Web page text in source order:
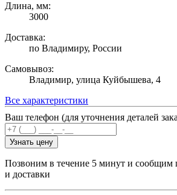
Длина, мм:
3000
Доставка:
по Владимиру, России
Самовывоз:
Владимир, улица Куйбышева, 4
Все характеристики
Ваш телефон (для уточнения деталей
Узнать цену
Позвоним в течение 5 минут и сообщим
и доставки